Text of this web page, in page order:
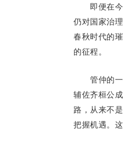
即便在今
仍对国家治
春秋时代的
的征程。
管仲的一
辅佐齐桓公
路，从来不
把握机遇。